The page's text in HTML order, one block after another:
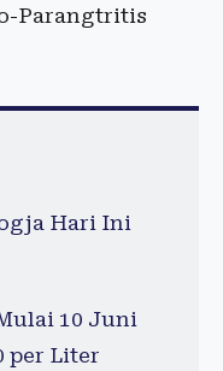
Parangtritis
Hari Ini
10 Juni
per Liter